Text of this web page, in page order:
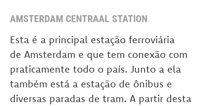
AMSTERDAM CENTRAAL STATION
Esta é a principal estação ferroviária
de Amsterdam e que tem conexão com
praticamente todo o país. Junto a ela
também está a estação de ônibus e
diversas paradas de tram. A partir desta